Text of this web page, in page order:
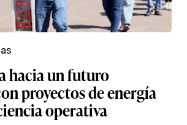
hacia un futuro
proyectos de energía
operativa